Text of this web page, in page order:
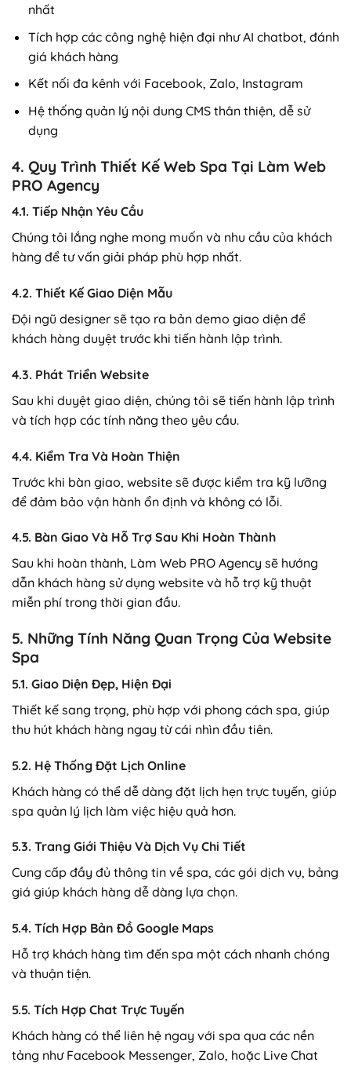
nhất
Tích hợp các công nghệ hiện đại như AI chatbot, đánh
giá khách hàng
Kết nối đa kênh với Facebook, Zalo, Instagram
Hệ thống quản lý nội dung CMS thân thiện, dễ sử
dụng
4. Quy Trình Thiết Kế Web Spa Tại Làm Web
PRO Agency
4.1. Tiếp Nhận Yêu Cầu
Chúng tôi lắng nghe mong muốn và nhu cầu của khách
hàng để tư vấn giải pháp phù hợp nhất.
4.2. Thiết Kế Giao Diện Mẫu
Đội ngũ designer sẽ tạo ra bản demo giao diện để
khách hàng duyệt trước khi tiến hành lập trình.
4.3. Phát Triển Website
Sau khi duyệt giao diện, chúng tôi sẽ tiến hành lập trình
và tích hợp các tính năng theo yêu cầu.
4.4. Kiểm Tra Và Hoàn Thiện
Trước khi bàn giao, website sẽ được kiểm tra kỹ lưỡng
để đảm bảo vận hành ổn định và không có lỗi.
4.5. Bàn Giao Và Hỗ Trợ Sau Khi Hoàn Thành
Sau khi hoàn thành, Làm Web PRO Agency sẽ hướng
dẫn khách hàng sử dụng website và hỗ trợ kỹ thuật
miễn phí trong thời gian đầu.
5. Những Tính Năng Quan Trọng Của Website
Spa
5.1. Giao Diện Đẹp, Hiện Đại
Thiết kế sang trọng, phù hợp với phong cách spa, giúp
thu hút khách hàng ngay từ cái nhìn đầu tiên.
5.2. Hệ Thống Đặt Lịch Online
Khách hàng có thể dễ dàng đặt lịch hẹn trực tuyến, giúp
spa quản lý lịch làm việc hiệu quả hơn.
5.3. Trang Giới Thiệu Và Dịch Vụ Chi Tiết
Cung cấp đầy đủ thông tin về spa, các gói dịch vụ, bảng
giá giúp khách hàng dễ dàng lựa chọn.
5.4. Tích Hợp Bản Đồ Google Maps
Hỗ trợ khách hàng tìm đến spa một cách nhanh chóng
và thuận tiện.
5.5. Tích Hợp Chat Trực Tuyến
Khách hàng có thể liên hệ ngay với spa qua các nền
tảng như Facebook Messenger, Zalo, hoặc Live Chat